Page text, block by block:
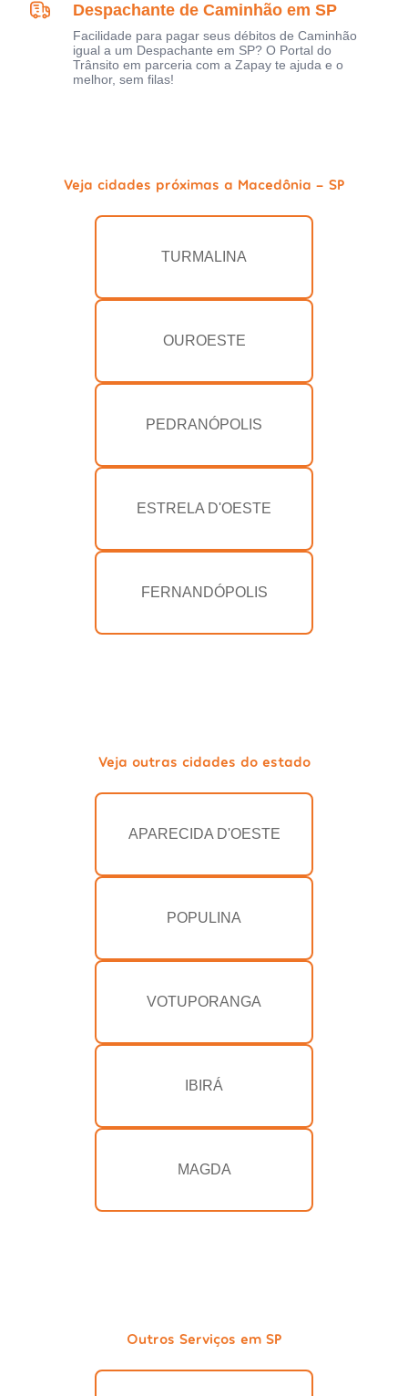
Despachante de Caminhão em SP
Facilidade para pagar seus débitos de Caminhão
igual a um Despachante em SP? O Portal do
Trânsito em parceria com a Zapay te ajuda e o
melhor, sem filas!
Veja cidades próximas a Macedônia - SP
TURMALINA
OUROESTE
PEDRANÓPOLIS
ESTRELA D'OESTE
FERNANDÓPOLIS
Veja outras cidades do estado
APARECIDA D'OESTE
POPULINA
VOTUPORANGA
IBIRÁ
MAGDA
Outros Serviços em SP